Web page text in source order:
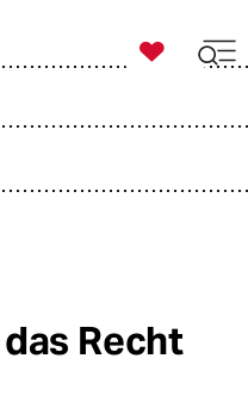

taz zahl ich
Recht